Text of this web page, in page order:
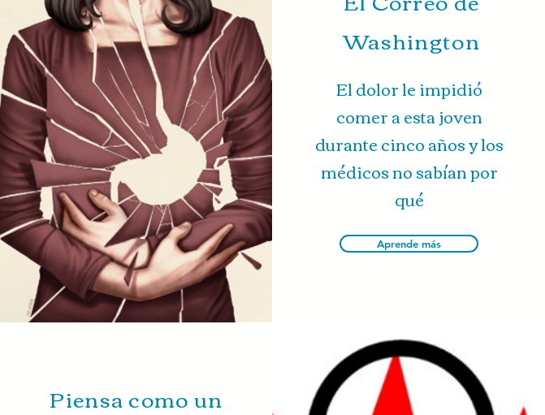
Washington
El dolor le impidió
comer a esta joven
durante cinco años y los
médicos no sabían por
qué
Aprende más
Piensa como un